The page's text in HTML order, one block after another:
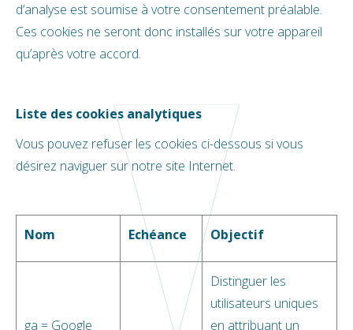
d’analyse est soumise à votre consentement préalable.
Ces cookies ne seront donc installés sur votre appareil
qu’après votre accord.
Liste des cookies analytiques
Vous pouvez refuser les cookies ci-dessous si vous
désirez naviguer sur notre site Internet.
Nom Echéance Objectif
ga = Google
Distinguer les
utilisateurs uniques
en attribuant un